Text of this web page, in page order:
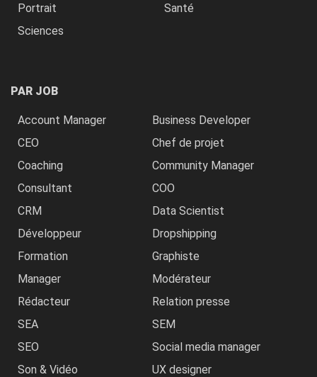
Portrait
Santé
Sciences
PAR JOB
Account Manager
Business Developer
CEO
Chef de projet
Coaching
Community Manager
Consultant
COO
CRM
Data Scientist
Développeur
Dropshipping
Formation
Graphiste
Manager
Modérateur
Rédacteur
Relation presse
SEA
SEM
SEO
Social media manager
Son & Vidéo
UX designer